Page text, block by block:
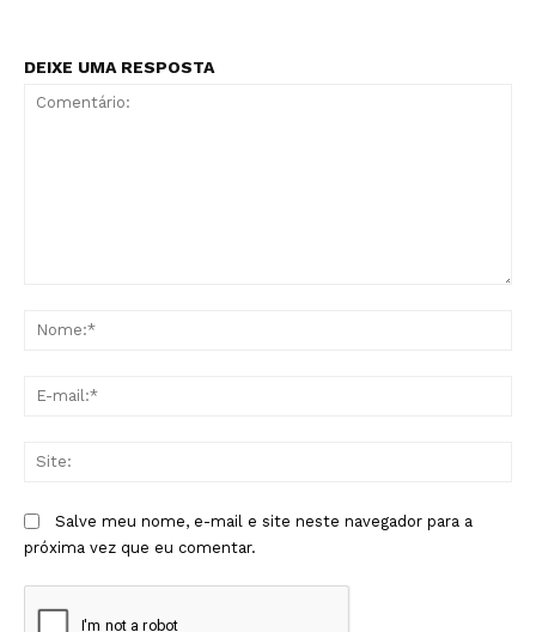
DEIXE UMA RESPOSTA
Salve meu nome, e-mail e site neste navegador para a
próxima vez que eu comentar.